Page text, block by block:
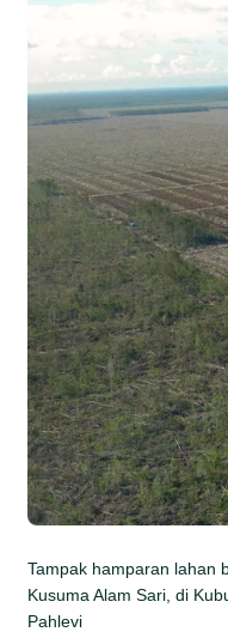
Tampak hamparan lahan
Kusuma Alam Sari, di
Pahlevi